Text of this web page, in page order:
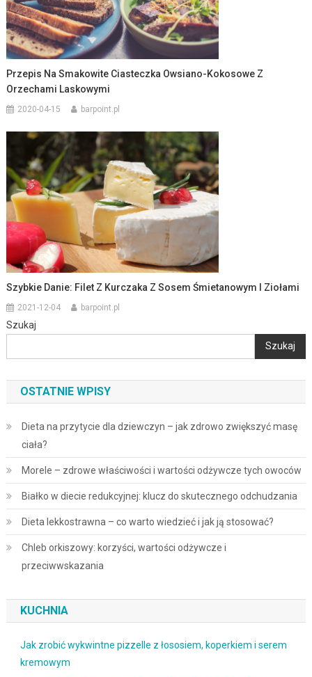
Przepis Na Smakowite Ciasteczka Owsiano-Kokosowe Z
Orzechami Laskowymi
2020-04-15 barpoint.pl
Szybkie Danie: Filet Z Kurczaka Z Sosem Śmietanowym I Ziołami
2021-12-04 barpoint.pl
Szukaj
Szukaj
OSTATNIE WPISY
Dieta na przytycie dla dziewczyn – jak zdrowo zwiększyć masę
ciała?
Morele – zdrowe właściwości i wartości odżywcze tych owoców
Białko w diecie redukcyjnej: klucz do skutecznego odchudzania
Dieta lekkostrawna – co warto wiedzieć i jak ją stosować?
Chleb orkiszowy: korzyści, wartości odżywcze i
przeciwwskazania
KUCHNIA
Jak zrobić wykwintne pizzelle z łososiem, koperkiem i serem
kremowym